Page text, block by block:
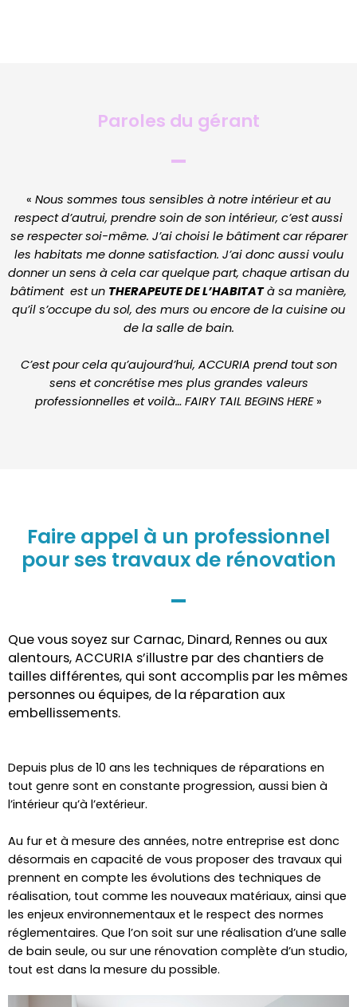
Paroles du gérant
« Nous sommes tous sensibles à notre intérieur et au
respect d’autrui, prendre soin de son intérieur, c’est aussi
se respecter soi-même. J’ai choisi le bâtiment car réparer
les habitats me donne satisfaction. J’ai donc aussi voulu
donner un sens à cela car quelque part, chaque artisan du
bâtiment est un THERAPEUTE DE L’HABITATà sa manière,
qu’il s’occupe du sol, des murs ou encore de la cuisine ou
de la salle de bain.
C’est pour cela qu’aujourd’hui, ACCURIA prend tout son
sens et concrétise mes plus grandes valeurs
professionnelles et voilà… FAIRY TAIL BEGINS HERE»
Faire appel à un professionnel
pour ses travaux de rénovation
Que vous soyez sur Carnac, Dinard, Rennes ou aux
alentours, ACCURIA s’illustre par des chantiers de
tailles différentes, qui sont accomplis par les mêmes
personnes ou équipes, de la réparation aux
embellissements.
Depuis plus de 10 ans les techniques de réparations en
tout genre sont en constante progression, aussi bien à
l’intérieur qu’à l’extérieur.
Au fur et à mesure des années, notre entreprise est donc
désormais en capacité de vous proposer des travaux qui
prennent en compte les évolutions des techniques de
réalisation, tout comme les nouveaux matériaux, ainsi que
les enjeux environnementaux et le respect des normes
réglementaires. Que l’on soit sur une réalisation d’une salle
de bain seule, ou sur une rénovation complète d’un studio,
tout est dans la mesure du possible.